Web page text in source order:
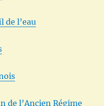
de l’eau
de l’Ancien Régime